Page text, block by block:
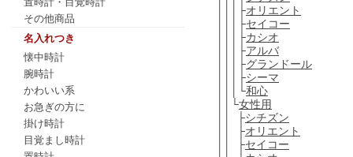
その他商品
名入れつき
懐中時計
腕時計
かわいい系
お急ぎの方に
掛け時計
目覚まし時計
│││├オリエント
│││├セイコー
│││├カシオ
│││├アルバ
│││├グランドール
│││├シーマ
│││└和心
││└女性用
││ ├シチズン
││ ├オリエント
││ ├セイコー